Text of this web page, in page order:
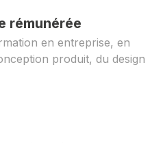
rémunérée
en entreprise, en
produit, du design